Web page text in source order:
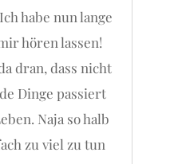
habe nun lange
hören lassen!
dran, dass nicht
Dinge passiert
Naja so halb
zu viel zu tun